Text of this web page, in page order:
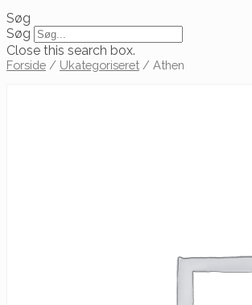
Søg
Søg
Close this search box.
Forside / Ukategoriseret / Athen